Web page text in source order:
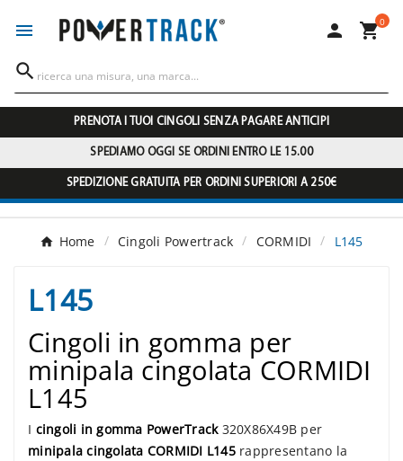
  0

PRENOTA I TUOI CINGOLI SENZA PAGARE ANTICIPI
SPEDIAMO OGGI SE ORDINI ENTRO LE 15.00
SPEDIZIONE GRATUITA PER ORDINI SUPERIORI A 250€
Home Cingoli Powertrack CORMIDI L145
L145
Cingoli in gomma per
minipala cingolata CORMIDI
L145
I cingoli in gomma PowerTrack320X86X49B per
minipala cingolata CORMIDI L145rappresentano la